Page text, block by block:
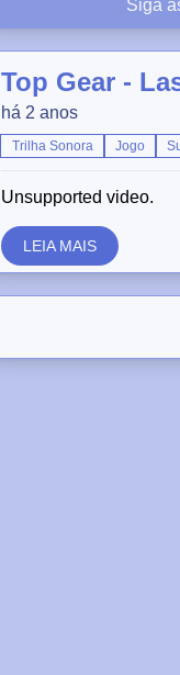
Siga
Top Gear -
há 2 anos
Trilha Sonora Jogo
Unsupported video.
LEIA MAIS